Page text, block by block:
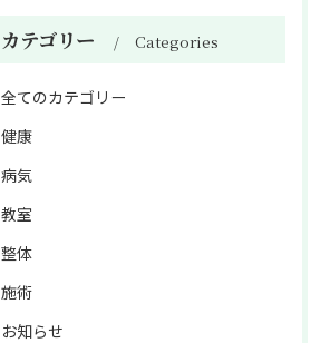
カテゴリー Categories
全てのカテゴリー
健康
病気
教室
整体
施術
お知らせ